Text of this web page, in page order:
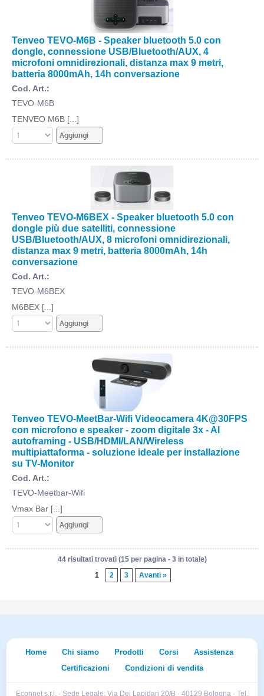
Tenveo TEVO-M6B - Speaker bluetooth 5.0 con
dongle, connessione USB/Bluetooth/AUX, 4
microfoni omnidirezionali, distanza max 9 metri,
batteria 8000mAh, 14h conversazione
Cod. Art.:
TEVO-M6B
TENVEO M6B [...]
Tenveo TEVO-M6BEX - Speaker bluetooth 5.0 con
dongle più due satelliti, connessione
USB/Bluetooth/AUX, 8 microfoni omnidirezionali,
distanza max 9 metri, batteria 8000mAh, 14h
conversazione
Cod. Art.:
TEVO-M6BEX
M6BEX [...]
Tenveo TEVO-MeetBar-Wifi Videocamera 4K@30FPS
con microfono e speaker - zoom digitale 3x - AI
autoframing - USB/HDMI/LAN/Wireless
multipiattaforma - soluzione ideale per installazione
su TV-Monitor
Cod. Art.:
TEVO-Meetbar-Wifi
Vmax Bar [...]
44 risultati trovati (15 per pagina - 3 in totale)
1
2 3 Avanti »
Home Chi siamo Prodotti Corsi
Assistenza
Certificazioni
Condizioni di vendita
Econnet s.r.l. · Sede Legale: Via Dei Lapidari 20/B · 40129 Bologna · Tel.